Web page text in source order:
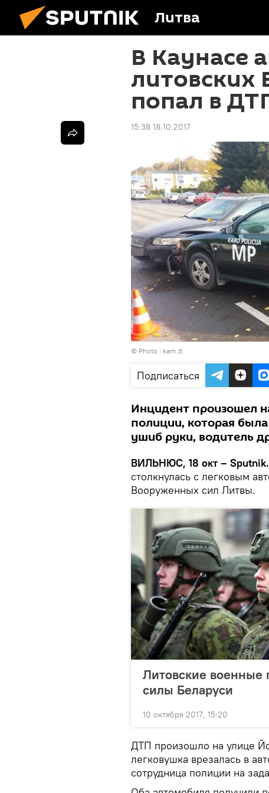
Литва
В Каунасе
литовских
попал в
15:38 18.10.2017
© Photo : kam.lt
Подписаться
Инцидент произошел
полиции, которая
ушиб руки, водитель
ВИЛЬНЮС, 18 окт – Sputnik.
столкнулась с легковым
Вооруженных сил Литвы.
Литовские военные
силы Беларуси
10 октября 2017, 15:20
ДТП произошло на улице
легковушка врезалась в
сотрудница полиции на